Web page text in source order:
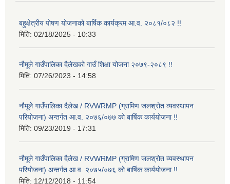
बहुक्षेत्रीय पोषण योजनाको बार्षिक कार्यक्रम आ.व. २०८१/०८२ !!
मिति: 02/18/2025 - 10:33
नौमूले गाउँपालिका दैलेखको गाउँ शिक्षा योजना २०७९-२०८९ !!
मिति: 07/26/2023 - 14:58
नौमूले गाउँपालिका दैलेख / RVWRMP (ग्रामिण जलश्रोत व्यवस्थापन
परियोजना) अन्तर्गत आ.व. २०७६/०७७ को बार्षिक कार्ययोजना !!
मिति: 09/23/2019 - 17:31
नौमूले गाउँपालिका दैलेख / RVWRMP (ग्रामिण जलश्रोत व्यवस्थापन
परियोजना) अन्तर्गत आ.व. २०७५/०७६ को बार्षिक कार्ययोजना !!
मिति: 12/12/2018 - 11:54